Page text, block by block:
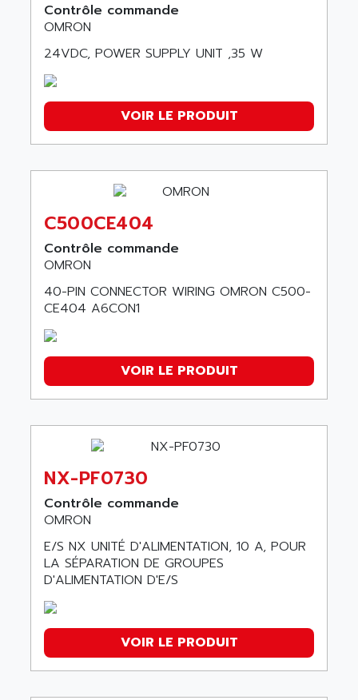
Contrôle commande
OMRON
24VDC, POWER SUPPLY UNIT ,35 W
VOIR LE PRODUIT
C500CE404
Contrôle commande
OMRON
40-PIN CONNECTOR WIRING OMRON C500-
CE404 A6CON1
VOIR LE PRODUIT
NX-PF0730
Contrôle commande
OMRON
E/S NX UNITÉ D'ALIMENTATION, 10 A, POUR
LA SÉPARATION DE GROUPES
D'ALIMENTATION D'E/S
VOIR LE PRODUIT